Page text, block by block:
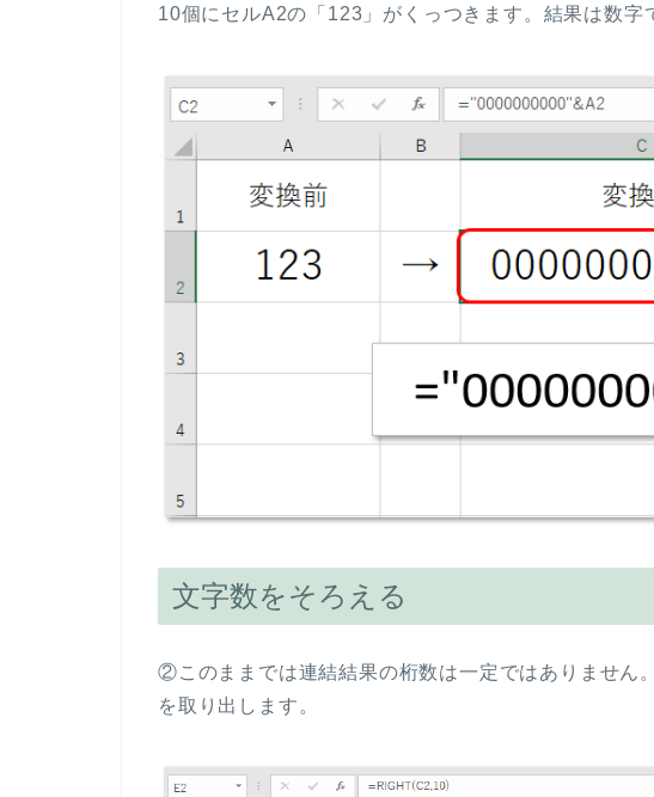
10個にセルA2の「123」がくっつきます。結果は数字
文字数をそろえる
②このままでは連結結果の桁数は一定ではありません
を取り出します。